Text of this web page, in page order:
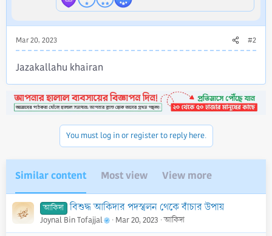
Mar 20, 2023 #2
Jazakallahu khairan
You must log in or register to reply here.
Similar content Most view View more
আকিদা বিশুদ্ধ আকিদার পদস্খলন থেকে বাঁচার উপায়
Joynal Bin Tofajjal Mar 20, 2023 আকিদা